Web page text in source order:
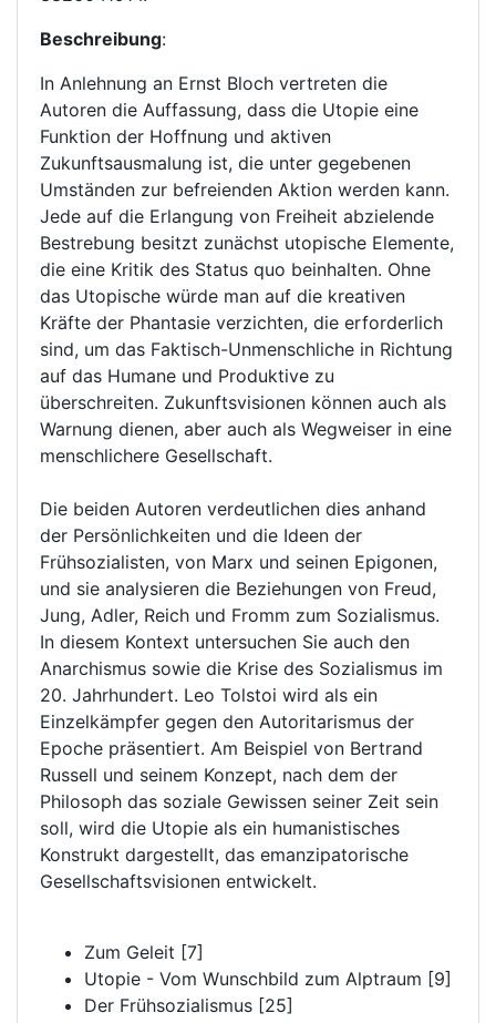
Beschreibung:
In Anlehnung an Ernst Bloch vertreten die
Autoren die Auffassung, dass die Utopie eine
Funktion der Hoffnung und aktiven
Zukunftsausmalung ist, die unter gegebenen
Umständen zur befreienden Aktion werden kann.
Jede auf die Erlangung von Freiheit abzielende
Bestrebung besitzt zunächst utopische Elemente,
die eine Kritik des Status quo beinhalten. Ohne
das Utopische würde man auf die kreativen
Kräfte der Phantasie verzichten, die erforderlich
sind, um das Faktisch-Unmenschliche in Richtung
auf das Humane und Produktive zu
überschreiten. Zukunftsvisionen können auch als
Warnung dienen, aber auch als Wegweiser in eine
menschlichere Gesellschaft.
Die beiden Autoren verdeutlichen dies anhand
der Persönlichkeiten und die Ideen der
Frühsozialisten, von Marx und seinen Epigonen,
und sie analysieren die Beziehungen von Freud,
Jung, Adler, Reich und Fromm zum Sozialismus.
In diesem Kontext untersuchen Sie auch den
Anarchismus sowie die Krise des Sozialismus im
20. Jahrhundert. Leo Tolstoi wird als ein
Einzelkämpfer gegen den Autoritarismus der
Epoche präsentiert. Am Beispiel von Bertrand
Russell und seinem Konzept, nach dem der
Philosoph das soziale Gewissen seiner Zeit sein
soll, wird die Utopie als ein humanistisches
Konstrukt dargestellt, das emanzipatorische
Gesellschaftsvisionen entwickelt.
Zum Geleit [7]
Utopie - Vom Wunschbild zum Alptraum [9]
Der Frühsozialismus [25]